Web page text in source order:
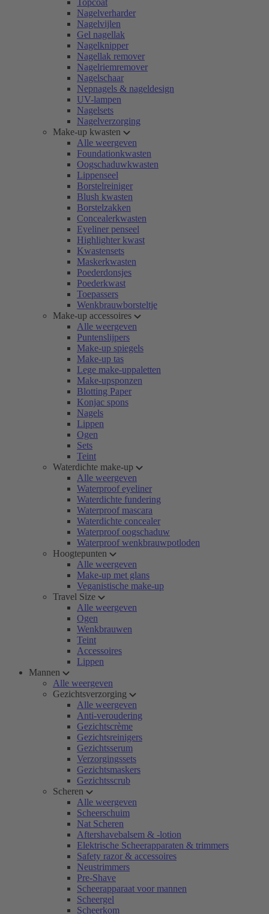
Topcoat
Nagelverharder
Nagelvijlen
Gel nagellak
Nagelknipper
Nagellak remover
Nagelriemremover
Nagelschaar
Nepnagels & nageldesign
UV-lampen
Nagelsets
Nagelverzorging
Make-up kwasten
Alle weergeven
Foundationkwasten
Oogschaduwkwasten
Lippenseel
Borstelreiniger
Blush kwasten
Borstelzakken
Concealerkwasten
Eyeliner penseel
Highlighter kwast
Kwastensets
Maskerkwasten
Poederdonsjes
Poederkwast
Toepassers
Wenkbrauwborsteltje
Make-up accessoires
Alle weergeven
Puntenslijpers
Make-up spiegels
Make-up tas
Lege make-uppaletten
Make-upsponzen
Blotting Paper
Konjac spons
Nagels
Lippen
Ogen
Sets
Teint
Waterdichte make-up
Alle weergeven
Waterproof eyeliner
Waterdichte fundering
Waterproof mascara
Waterdichte concealer
Waterproof oogschaduw
Waterproof wenkbrauwpotloden
Hoogtepunten
Alle weergeven
Make-up met glans
Veganistische make-up
Travel Size
Alle weergeven
Ogen
Wenkbrauwen
Teint
Accessoires
Lippen
Mannen
Alle weergeven
Gezichtsverzorging
Alle weergeven
Anti-veroudering
Gezichtscrème
Gezichtsreinigers
Gezichtsserum
Verzorgingssets
Gezichtsmaskers
Gezichtsscrub
Scheren
Alle weergeven
Scheerschuim
Nat Scheren
Aftershavebalsem & -lotion
Elektrische Scheerapparaten & trimmers
Safety razor & accessoires
Neustrimmers
Pre-Shave
Scheerapparaat voor mannen
Scheergel
Scheerkom